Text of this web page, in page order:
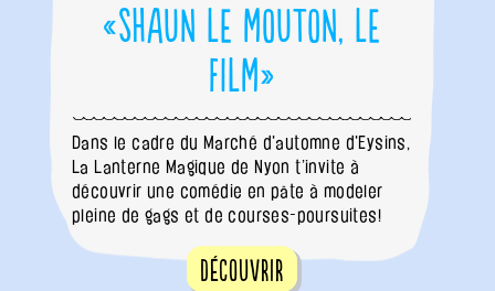
«Shaun le mouton, le
film»
Dans le cadre du Marché d'automne d'Eysins,
La Lanterne Magique de Nyon t’invite à
découvrir une comédie en pâte à modeler
pleine de gags et de courses-poursuites!
Découvrir